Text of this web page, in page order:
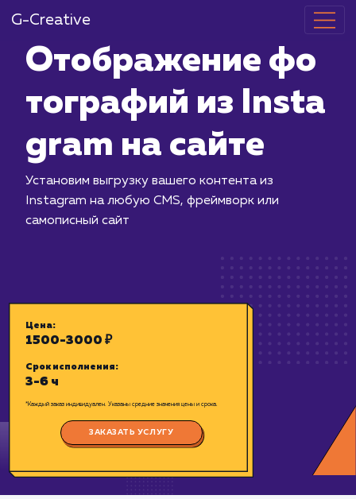
G-Creative
тографий из
gram на
самописный сайт
1500-3000 ₽